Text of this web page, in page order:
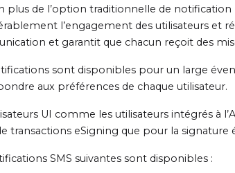
plus de l’option traditionnelle de
l’engagement des utilisateurs et
et garantit que chacun reçoit des
sont disponibles pour un large
aux préférences de chaque utilisateur.
UI comme les utilisateurs intégrés à
transactions eSigning que pour la
SMS suivantes sont disponibles :